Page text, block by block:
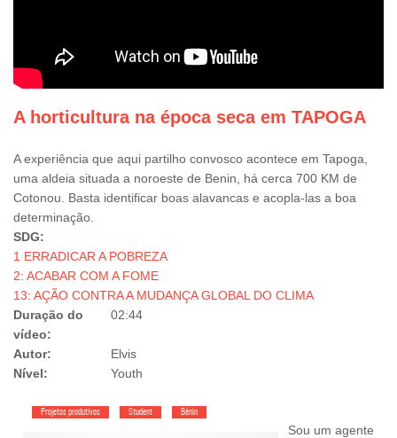
A horticultura na época seca em TAPOGA
A experiência que aqui partilho convosco acontece em Tapoga,
uma aldeia situada a noroeste de Benin, há cerca 700 KM de
Cotonou. Basta identificar boas alavancas e acopla-las a boa
determinação.
SDG:
1 ERRADICAR A POBREZA
2: ACABAR COM A FOME
13: AÇÃO CONTRA A MUDANÇA GLOBAL DO CLIMA
Duração do
vídeo:
02:44
Autor:
Elvis
Nível:
Youth
Projetos produtivos Student Bénin
Sou um agente